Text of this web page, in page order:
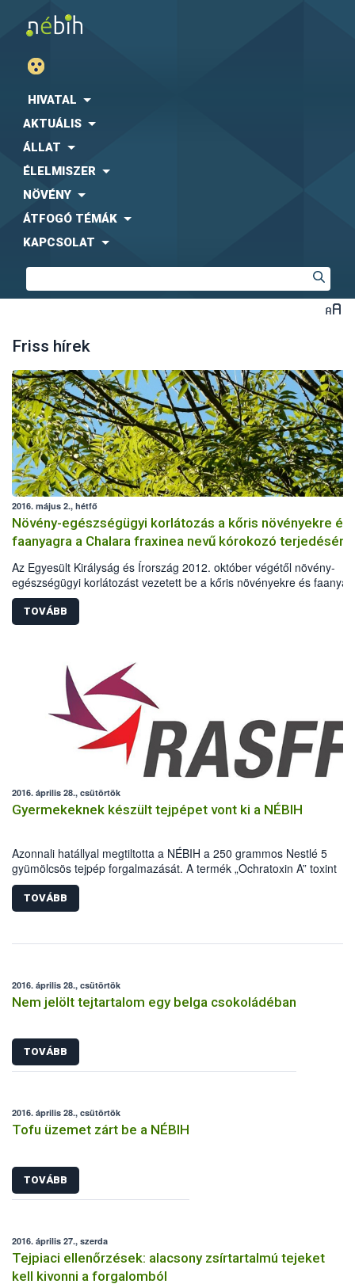
HIVATAL
AKTUÁLIS
ÁLLAT
ÉLELMISZER
NÖVÉNY
ÁTFOGÓ TÉMÁK
KAPCSOLAT
Friss hírek
2016. május 2., hétfő
Növény-egészségügyi korlátozás a kőris növényekre és
faanyagra a Chalara fraxinea nevű kórokozó terjedésének
megakadályozására
Az Egyesült Királyság és Írország 2012. október végétől növény-
egészségügyi korlátozást vezetett be a kőris növényekre és
A korlátozást a Chalara fraxinea nevű gomba Brit-szigeteki észlelése
indokolta, a nagy jelentőségű kőrisfáik megvédése érdekében.
TOVÁBB
2016. április 28., csütörtök
Gyermekeknek készült tejpépet vont ki a NÉBIH
Azonnali hatállyal megtiltotta a NÉBIH a 250 grammos Nestlé 5
gyümölcsös tejpép forgalmazását. A termék „Ochratoxin A” toxint
tartalmaz. A kifogásolt tejpép egyszeri, vagy rövid ideig történő
fogyasztása valószínűleg nem ártalmas az egészségre.
TOVÁBB
2016. április 28., csütörtök
Nem jelölt tejtartalom egy belga csokoládéban
TOVÁBB
2016. április 28., csütörtök
Tofu üzemet zárt be a NÉBIH
TOVÁBB
2016. április 27., szerda
Tejpiaci ellenőrzések: alacsony zsírtartalmú tejeket
kell kivonni a forgalomból